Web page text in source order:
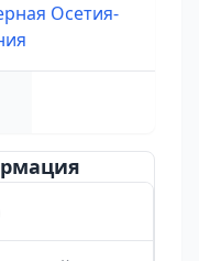
Осетия-